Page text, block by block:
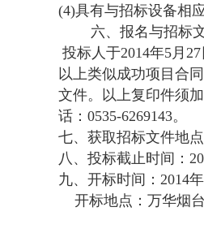
(4)具有与招标设备相
六、报名与招标文
投标人于2014年5月
以上类似成功项目合
文件。以上复印件须
话：0535-6269143。
七、获取招标文件地
八、投标截止时间：
九、开标时间：2014
开标地点：万华烟台